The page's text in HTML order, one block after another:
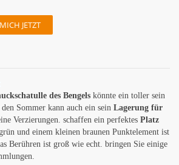
JETZT
des Bengels könnte ein toller sein
Sommer kann auch ein sein Lagerung für
Verzierungen. schaffen ein perfektes Platz
und einem kleinen braunen Punktelement ist
Berühren ist groß wie echt. bringen Sie einige